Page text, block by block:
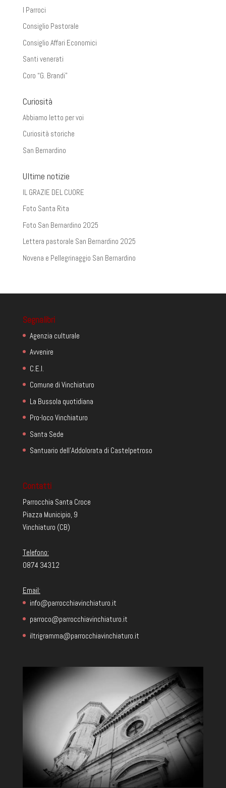
I Parroci
Consiglio Pastorale
Consiglio Affari Economici
Santi venerati
Coro “G. Brandi”
Curiosità
Abbiamo letto per voi
Curiosità storiche
San Bernardino
Ultime notizie
IL GRAZIE DEL CUORE
Foto Santa Rita
Foto San Bernardino 2025
Lettera pastorale San Bernardino 2025
Novena e Pellegrinaggio San Bernardino
Segnalibri
Agenzia culturale
Avvenire
C.E.I.
Comune di Vinchiaturo
La Bussola quotidiana
Pro-loco Vinchiaturo
Santa Sede
Santuario dell'Addolorata di Castelpetroso
Contatti
Parrocchia Santa Croce
Piazza Municipio, 9
Vinchiaturo (CB)
Telefono:
0874 34312
Email:
info@parrocchiavinchiaturo.it
parroco@parrocchiavinchiaturo.it
iltrigramma@parrocchiavinchiaturo.it